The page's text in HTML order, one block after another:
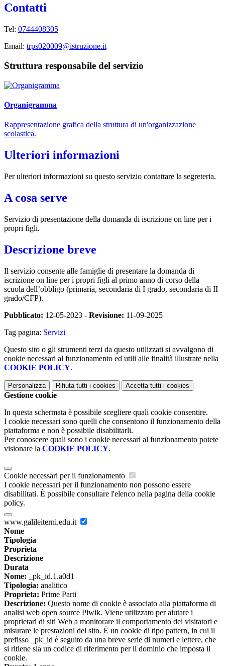
Contatti
Tel: 0744408305
Email: trps020009@istruzione.it
Struttura responsabile del servizio
Organigramma
Rappresentazione grafica della struttura di un'organizzazione
scolastica.
Ulteriori informazioni
Per ulteriori informazioni su questo servizio contattare la segreteria.
A cosa serve
Servizio di presentazione della domanda di iscrizione on line per i
propri figli.
Descrizione breve
Il servizio consente alle famiglie di presentare la domanda di
iscrizione on line per i propri figli al primo anno di corso della
scuola dell’obbligo (primaria, secondaria di I grado, secondaria di II
grado/CFP).
Pubblicato: 12-05-2023 - Revisione: 11-09-2025
Tag pagina: Servizi
Questo sito o gli strumenti terzi da questo utilizzati si avvalgono di
cookie necessari al funzionamento ed utili alle finalità illustrate nella
COOKIE POLICY.
Personalizza Rifiuta tutti i cookies Accetta tutti i cookies
Gestione cookie
In questa schermata è possibile scegliere quali cookie consentire.
I cookie necessari sono quelli che consentono il funzionamento della
piattaforma e non è possibile disabilitarli.
Per conoscere quali sono i cookie necessari al funzionamento potete
visionare la COOKIE POLICY.
Cookie necessari per il funzionamento
I cookie necessari per il funzionamento non possono essere
disabilitati. È possibile consultare l'elenco nella pagina della cookie
policy.
www.galileiterni.edu.it
Nome
Tipologia
Proprieta
Descrizione
Durata
Nome: _pk_id.1.a0d1
Tipologia: analitico
Proprieta: Prime Parti
Descrizione: Questo nome di cookie è associato alla piattaforma di
analisi web open source Piwik. Viene utilizzato per aiutare i
proprietari di siti Web a monitorare il comportamento dei visitatori e
misurare le prestazioni del sito. È un cookie di tipo pattern, in cui il
prefisso _pk_id è seguito da una breve serie di numeri e lettere, che
si ritiene sia un codice di riferimento per il dominio che imposta il
cookie.